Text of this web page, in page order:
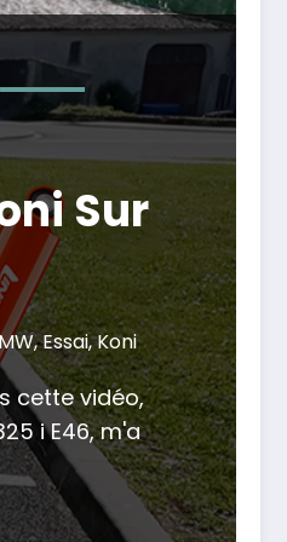
Sur
,Essai,Koni
cette vidéo,
i E46, m'a